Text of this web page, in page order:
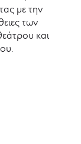
με την
των
και